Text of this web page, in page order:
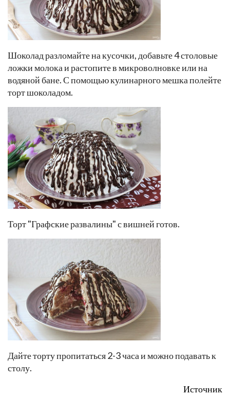
Шоколад разломайте на кусочки, добавьте 4 столовые
ложки молока и растопите в микроволновке или на
водяной бане. С помощью кулинарного мешка полейте
торт шоколадом.
Торт "Графские развалины" с вишней готов.
Дайте торту пропитаться 2-3 часа и можно подавать к
столу.
Источник